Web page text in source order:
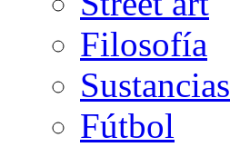
Filosofía
Sustancias
Fútbol